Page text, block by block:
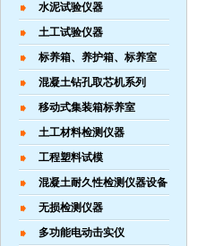
水泥试验仪器
土工试验仪器
标养箱、养护箱、标养室
混凝土钻孔取芯机系列
移动式集装箱标养室
土工材料检测仪器
工程塑料试模
混凝土耐久性检测仪器设备
无损检测仪器
多功能电动击实仪